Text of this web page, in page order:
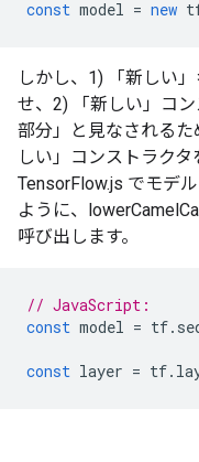
const model = new
しかし、1) 「新しい
せ、2) 「新しい」コ
部分」と見なされるた
しい」コンストラクタ
TensorFlow.js でモデ
ように、
呼び出します。
// JavaScript:
const model = tf.
const layer = tf.